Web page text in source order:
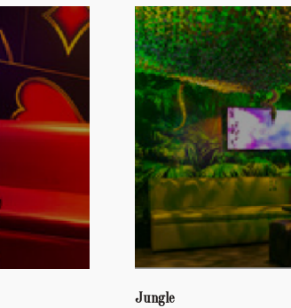
Jungle